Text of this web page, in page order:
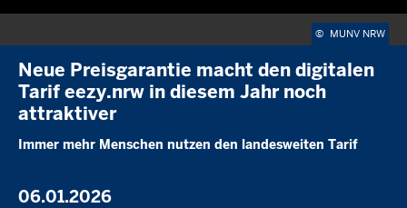
Wiedergabe
Ton
Picture-
in-
© MUNV NRW
Neue Preisgarantie macht den digitalen
Tarif eezy.nrw in diesem Jahr noch
attraktiver
Immer mehr Menschen nutzen den landesweiten Tarif
06.01.2026